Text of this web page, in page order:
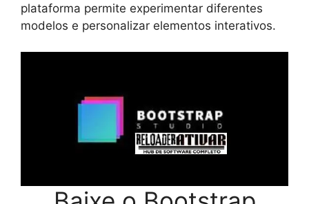
plataforma permite experimentar diferentes
modelos e personalizar elementos interativos.